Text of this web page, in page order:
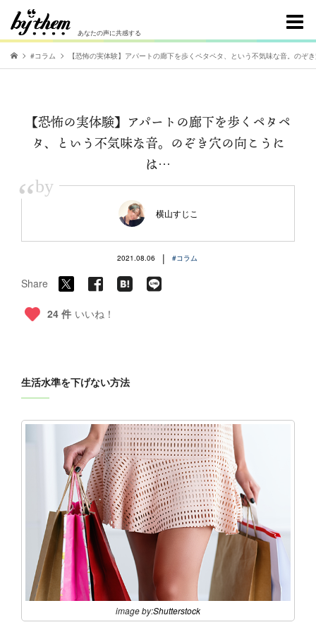
あなたの声に共感する
#コラム 【恐怖の実体験】アパートの廊下を歩くペタペタ、という不気味な音。のぞ
【恐怖の実体験】アパートの廊下を歩くペタペ
タ、という不気味な音。のぞき穴の向こうに
は…
“by
横山すじこ
2021.08.06 | #コラム
Share
24 件 いいね！
生活水準を下げない方法
image by:Shutterstock